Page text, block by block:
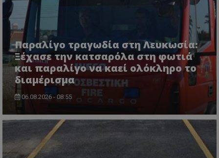
Παραλίγο τραγωδία στη Λευκωσία:
Ξέχασε την κατσαρόλα στη φωτιά
και παραλίγο να καεί ολόκληρο το
διαμέρισμα
06.08.2026 - 08:55